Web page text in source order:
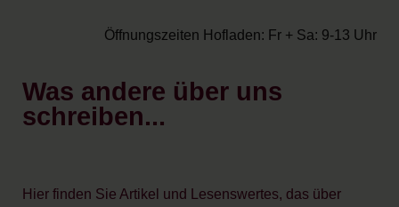
Öffnungszeiten Hofladen: Fr + Sa: 9-13 Uhr
Was andere über uns
schreiben...
Hier finden Sie Artikel und Lesenswertes, das über